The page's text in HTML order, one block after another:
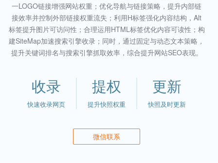
一LOGO链接增强网站权重；优化导航与链接策略，提升内部链
接效率并控制外部链接权重流失；利用H标签强化内容结构，Alt
标签提升图片可访问性；合理运用HTML标签优化内容可读性；构
建SiteMap加速搜索引擎收录；同时，通过固定与动态文本策略，
提升关键词排名与搜索引擎抓取效率，综合提升网站SEO表现。
收录
快速收录网页
提权
提升快照权重
更新
快照及时更新
微信联系